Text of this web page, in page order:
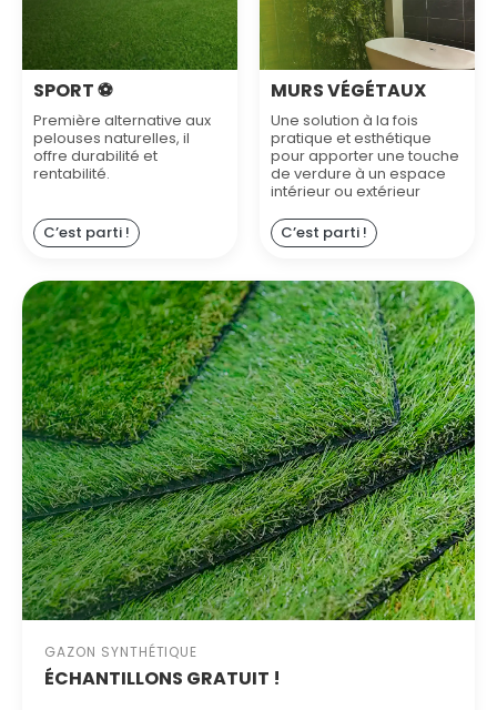
SPORT ⚽️
Première alternative aux
pelouses naturelles, il
offre durabilité et
rentabilité.
C’est parti !
MURS VÉGÉTAUX
Une solution à la fois
pratique et esthétique
pour apporter une touche
de verdure à un espace
intérieur ou extérieur
C’est parti !
GAZON SYNTHÉTIQUE
ÉCHANTILLONS GRATUIT !